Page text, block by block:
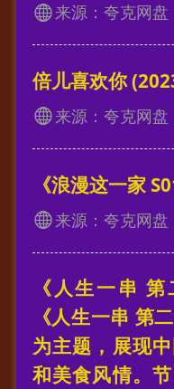
来源：夸克网盘
倍儿喜欢你
来源：夸克网盘
《浪漫这一家
来源：夸克网盘
《人生一串
《人生一串 第
为主题，展现
和美食风情。